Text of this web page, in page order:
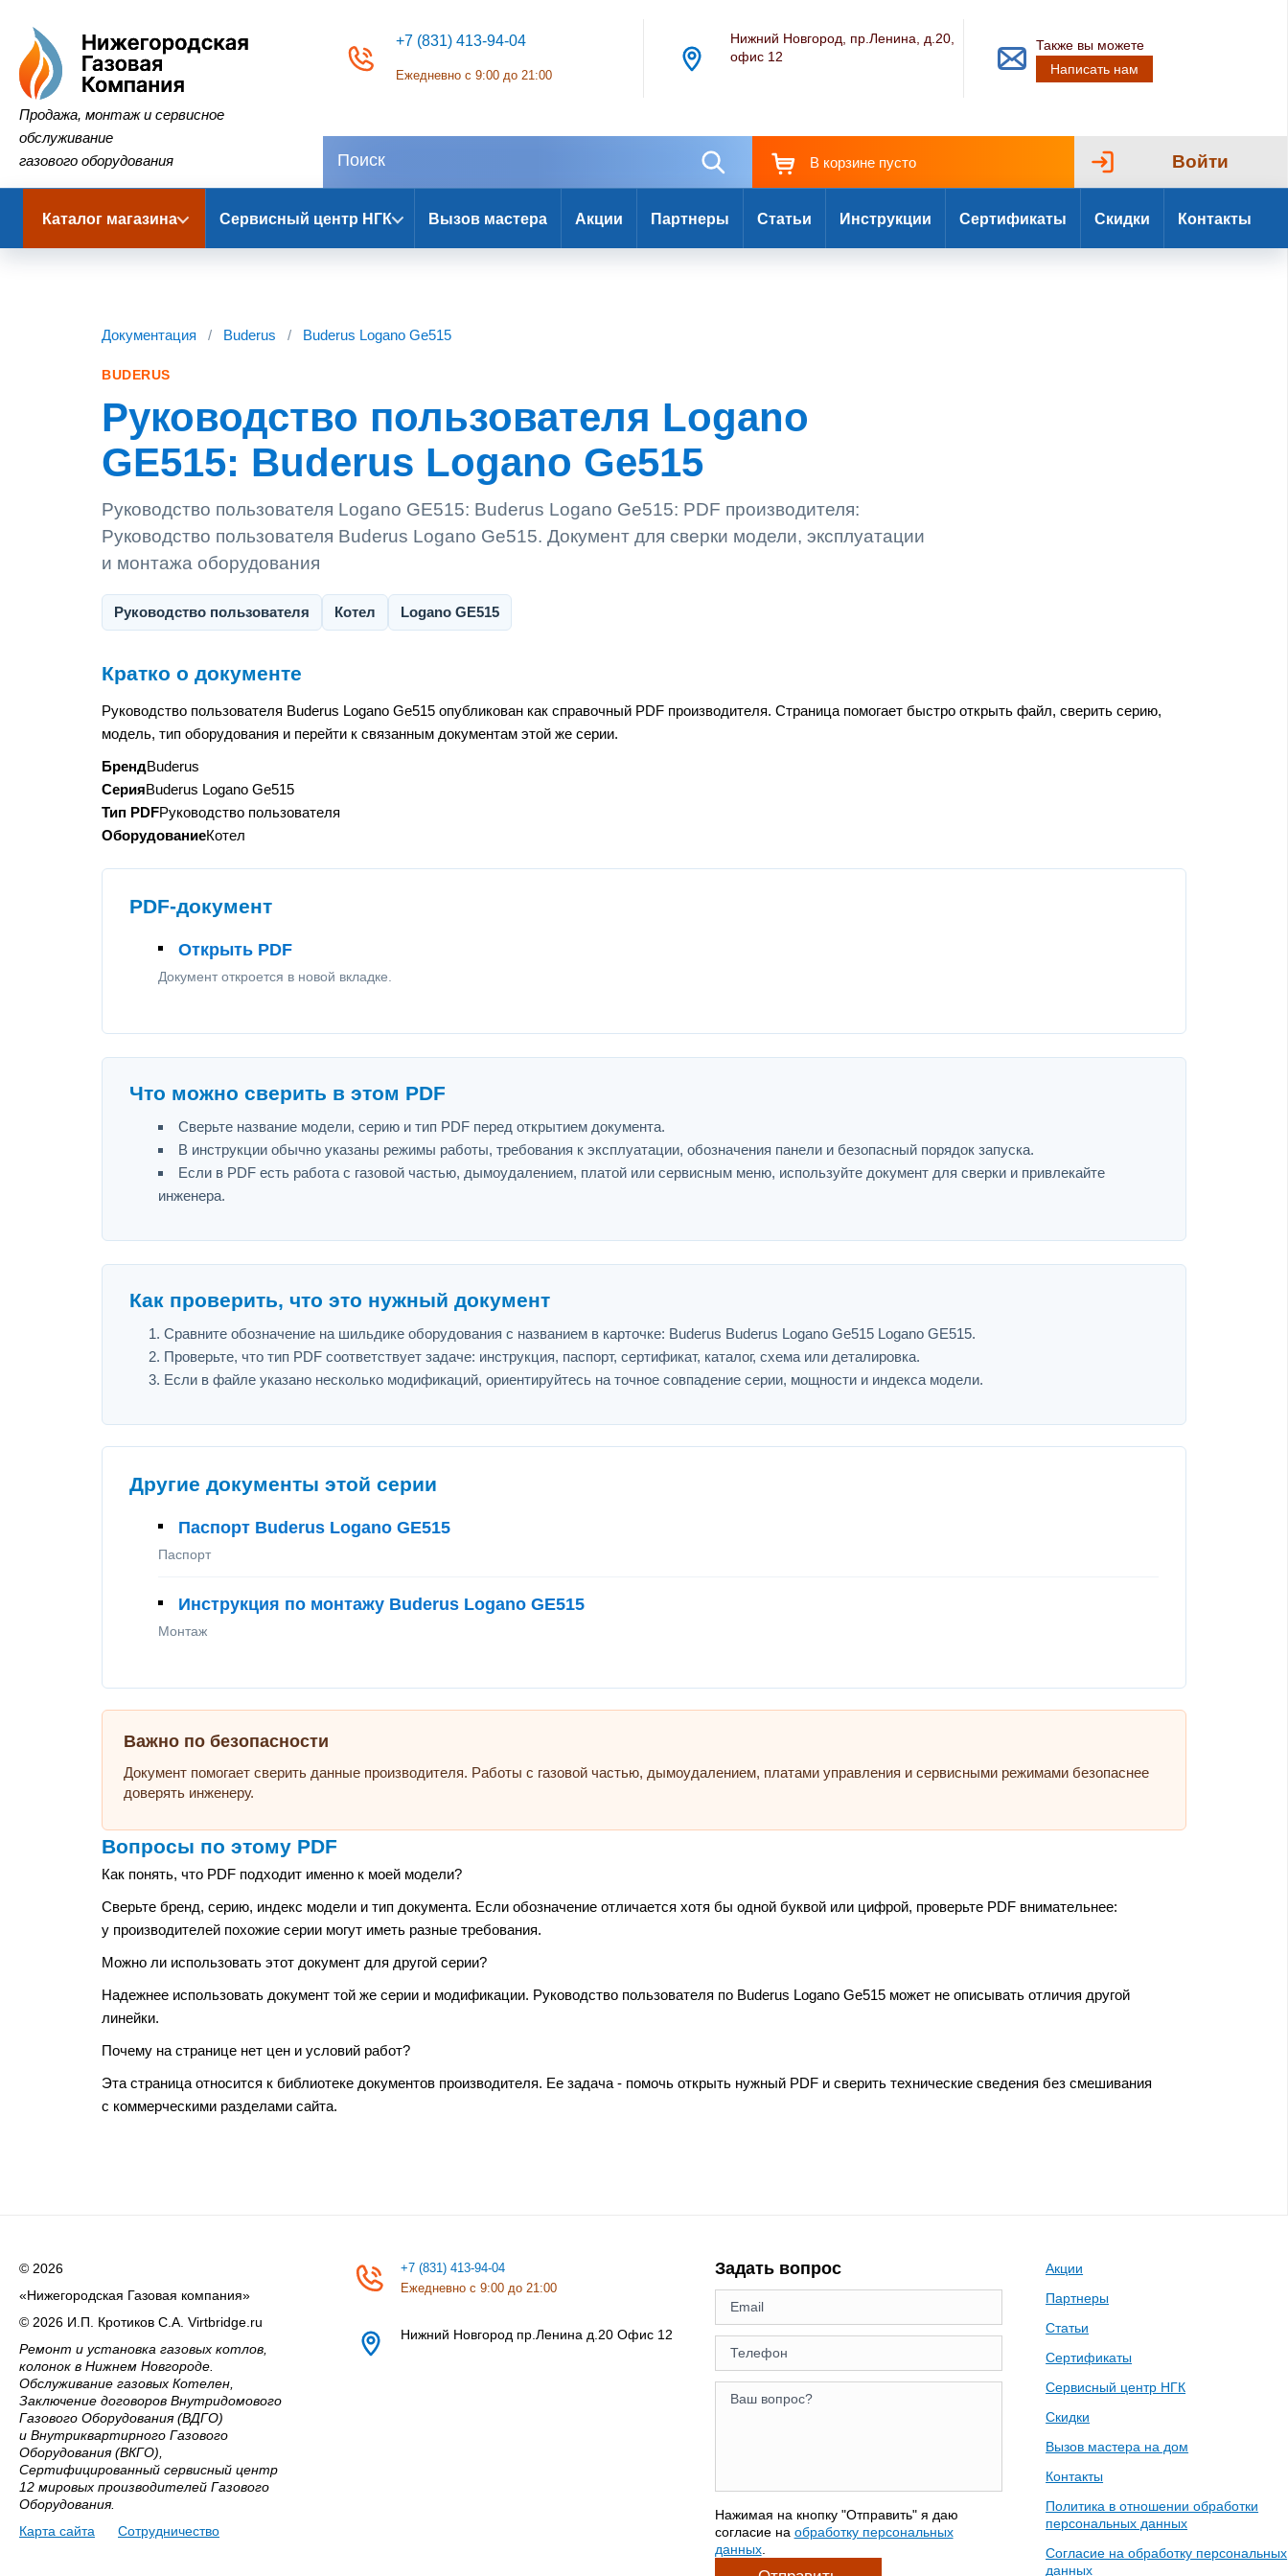
Нижегородская Газовая Компания
Продажа, монтаж и сервисное
обслуживание
газового оборудования
+7 (831) 413-94-04
Ежедневно с 9:00 до 21:00
Нижний Новгород, пр.Ленина, д.20,
офис 12
Также вы можете
Написать нам
В корзине пусто Войти
Каталог магазина Сервисный центр НГК Вызов мастера Акции Партнеры Статьи Инструкции Сертификаты Скидки Контакты
Документация / Buderus / Buderus Logano Ge515
BUDERUS
Руководство пользователя Logano
GE515: Buderus Logano Ge515
Руководство пользователя Logano GE515: Buderus Logano Ge515: PDF производителя:
Руководство пользователя Buderus Logano Ge515. Документ для сверки модели, эксплуатации
и монтажа оборудования
Руководство пользователя Котел Logano GE515
Кратко о документе
Руководство пользователя Buderus Logano Ge515 опубликован как справочный PDF производителя. Страница помогает быстро открыть файл, сверить серию,
модель, тип оборудования и перейти к связанным документам этой же серии.
БрендBuderus
СерияBuderus Logano Ge515
Тип PDFРуководство пользователя
ОборудованиеКотел
PDF-документ
Открыть PDF
Документ откроется в новой вкладке.
Что можно сверить в этом PDF
Сверьте название модели, серию и тип PDF перед открытием документа.
В инструкции обычно указаны режимы работы, требования к эксплуатации, обозначения панели и безопасный порядок запуска.
Если в PDF есть работа с газовой частью, дымоудалением, платой или сервисным меню, используйте документ для сверки и привлекайте
инженера.
Как проверить, что это нужный документ
Сравните обозначение на шильдике оборудования с названием в карточке: Buderus Buderus Logano Ge515 Logano GE515.
Проверьте, что тип PDF соответствует задаче: инструкция, паспорт, сертификат, каталог, схема или деталировка.
Если в файле указано несколько модификаций, ориентируйтесь на точное совпадение серии, мощности и индекса модели.
Другие документы этой серии
Паспорт Buderus Logano GE515
Паспорт
Инструкция по монтажу Buderus Logano GE515
Монтаж
Важно по безопасности
Документ помогает сверить данные производителя. Работы с газовой частью, дымоудалением, платами управления и сервисными режимами безопаснее
доверять инженеру.
Вопросы по этому PDF
Как понять, что PDF подходит именно к моей модели?
Сверьте бренд, серию, индекс модели и тип документа. Если обозначение отличается хотя бы одной буквой или цифрой, проверьте PDF внимательнее:
у производителей похожие серии могут иметь разные требования.
Можно ли использовать этот документ для другой серии?
Надежнее использовать документ той же серии и модификации. Руководство пользователя по Buderus Logano Ge515 может не описывать отличия другой
линейки.
Почему на странице нет цен и условий работ?
Эта страница относится к библиотеке документов производителя. Ее задача - помочь открыть нужный PDF и сверить технические сведения без смешивания
с коммерческими разделами сайта.
© 2026
«Нижегородская Газовая компания»
© 2026 И.П. Кротиков С.А. Virtbridge.ru
Ремонт и установка газовых котлов,
колонок в Нижнем Новгороде.
Обслуживание газовых Котелен,
Заключение договоров Внутридомового
Газового Оборудования (ВДГО)
и Внутриквартирного Газового
Оборудования (ВКГО),
Сертифицированный сервисный центр
12 мировых производителей Газового
Оборудования.
Карта сайта
Сотрудничество
+7 (831) 413-94-04
Ежедневно с 9:00 до 21:00
Нижний Новгород пр.Ленина д.20 Офис 12
Задать вопрос
Нажимая на кнопку "Отправить" я даю
согласие на обработку персональных
данных.
Акции
Партнеры
Статьи
Сертификаты
Сервисный центр НГК
Скидки
Вызов мастера на дом
Контакты
Политика в отношении обработки
персональных данных
Согласие на обработку персональных
данных